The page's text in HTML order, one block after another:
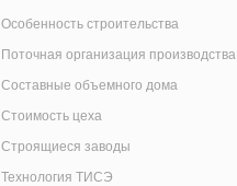
Особенность строительства
Поточная организация производства
Составные объемного дома
Стоимость цеха
Строящиеся заводы
Технология ТИСЭ